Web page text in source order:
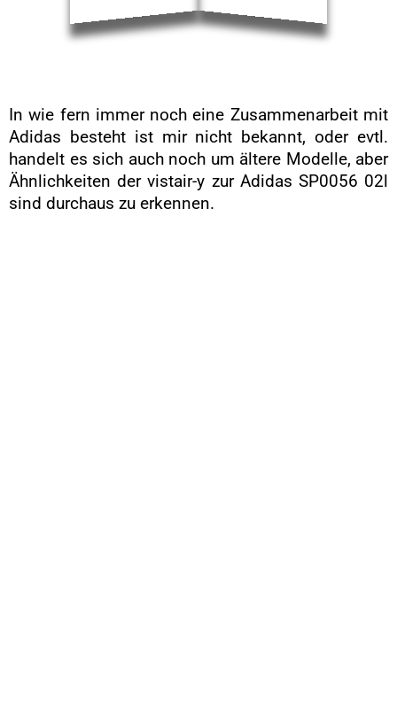
In wie fern immer noch eine Zusammenarbeit mit
Adidas besteht ist mir nicht bekannt, oder evtl.
handelt es sich auch noch um ältere Modelle, aber
Ähnlichkeiten der vistair-y zur Adidas SP0056 02l
sind durchaus zu erkennen.